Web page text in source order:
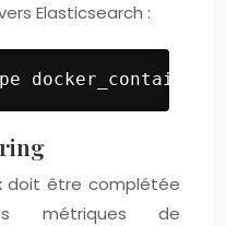
Elasticsearch :
doit être complétée
métriques de